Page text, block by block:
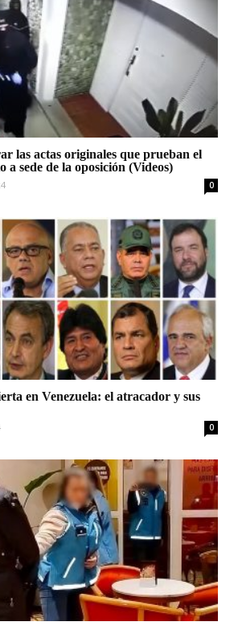
las actas originales que prueban el
a sede de la oposición (Videos)
0
en Venezuela: el atracador y sus
0